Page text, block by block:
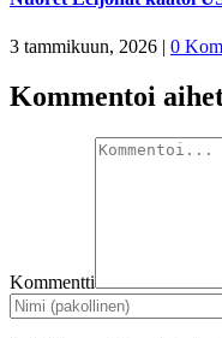
3 tammikuun, 2026 | 0
Kommentoi
Kommentti